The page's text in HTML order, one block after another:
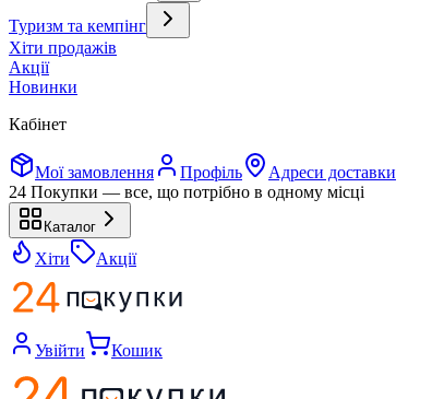
Туризм та кемпінг
Хіти продажів
Акції
Новинки
Кабінет
Мої замовлення Профіль
Адреси доставки
24 Покупки — все, що потрібно в одному місці
Каталог
Хіти Акції
Увійти Кошик